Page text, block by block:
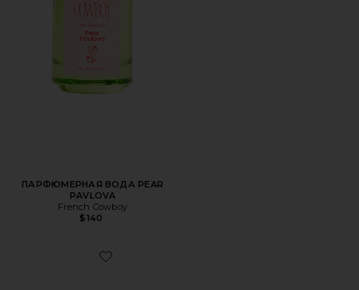
ПАРФЮМЕРНАЯ ВОДА PEAR
PAVLOVA
French Cowboy
$140
Favorite ПАРФЮМИРОВАННАЯ ВОДА НАБОР